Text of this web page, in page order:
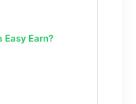
Easy Earn?